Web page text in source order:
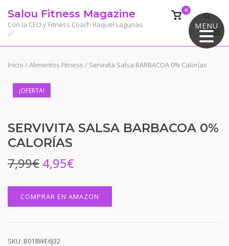
MENU
contenido
Salou Fitness Magazine
Con la CEO y Fitness Coach Raquel Lagunas
✅
Ver
carrito
de
0
Inicio /Alimentos Fitness / Servivita Salsa BARBACOA 0% Calorías
¡OFERTA!
SERVIVITA SALSA BARBACOA 0%
CALORÍAS
7,99€ 4,95€
COMPRAR EN AMAZON
SKU: B018WE6J32